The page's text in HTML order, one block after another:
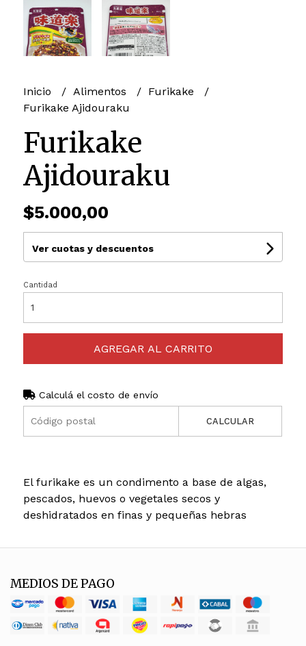
Inicio Alimentos
Furikake
Furikake Ajidouraku
Furikake
Ajidouraku
$5.000,00
Ver cuotas y descuentos
Cantidad
AGREGAR AL CARRITO
Calculá el costo de envío
CALCULAR
El furikake es un condimento a base de algas,
pescados, huevos o vegetales secos y
deshidratados en finas y pequeñas hebras
MEDIOS DE PAGO